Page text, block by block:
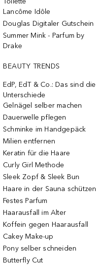
Lancôme Idôle
Douglas Digitaler Gutschein
Summer Mink - Parfum by
Drake
BEAUTY TRENDS
EdP, EdT & Co.: Das sind die
Unterschiede
Gelnägel selber machen
Dauerwelle pflegen
Schminke im Handgepäck
Milien entfernen
Keratin für die Haare
Curly Girl Methode
Sleek Zopf & Sleek Bun
Haare in der Sauna schützen
Festes Parfum
Haarausfall im Alter
Koffein gegen Haarausfall
Cakey Make-up
Pony selber schneiden
Butterfly Cut